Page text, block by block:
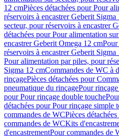
12 cmPièces détachées pour Pour
réservoirs à encastrer Geberit Sigma
secteur, pour réservoirs à encastrer
détachées pour Pour alimentation
encastrer Geberit Omega 12 cm
réservoirs à encastrer Geberit Sigma
Pour alimentation par piles, pour
Sigma 12 cmCommandes de WC à
rinçagePièces détachées pour
pneumatique du rinçagePour
pour Pour rinçage double touche
détachées pour Pour rinçage simple
commandes de WCPièces
commandes de WCKits
d'encastrementPour commandes de